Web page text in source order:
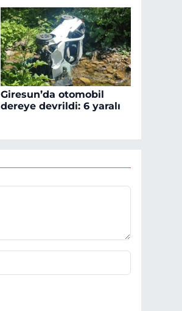
Giresun’da otomobil
dereye devrildi: 6 yaralı